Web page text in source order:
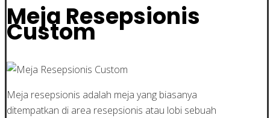
Meja Resepsionis
Custom
Meja resepsionis adalah meja yang biasanya
ditempatkan di area resepsionis atau lobi sebuah